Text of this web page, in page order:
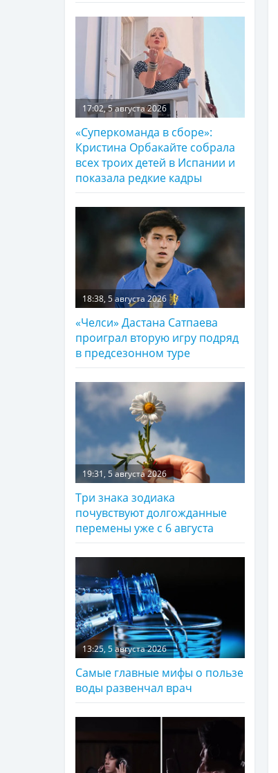
17:02, 5 августа 2026
«Суперкоманда в сборе»:
Кристина Орбакайте собрала
всех троих детей в Испании и
показала редкие кадры
18:38, 5 августа 2026
«Челси» Дастана Сатпаева
проиграл вторую игру подряд
в предсезонном туре
19:31, 5 августа 2026
Три знака зодиака
почувствуют долгожданные
перемены уже с 6 августа
13:25, 5 августа 2026
Самые главные мифы о пользе
воды развенчал врач